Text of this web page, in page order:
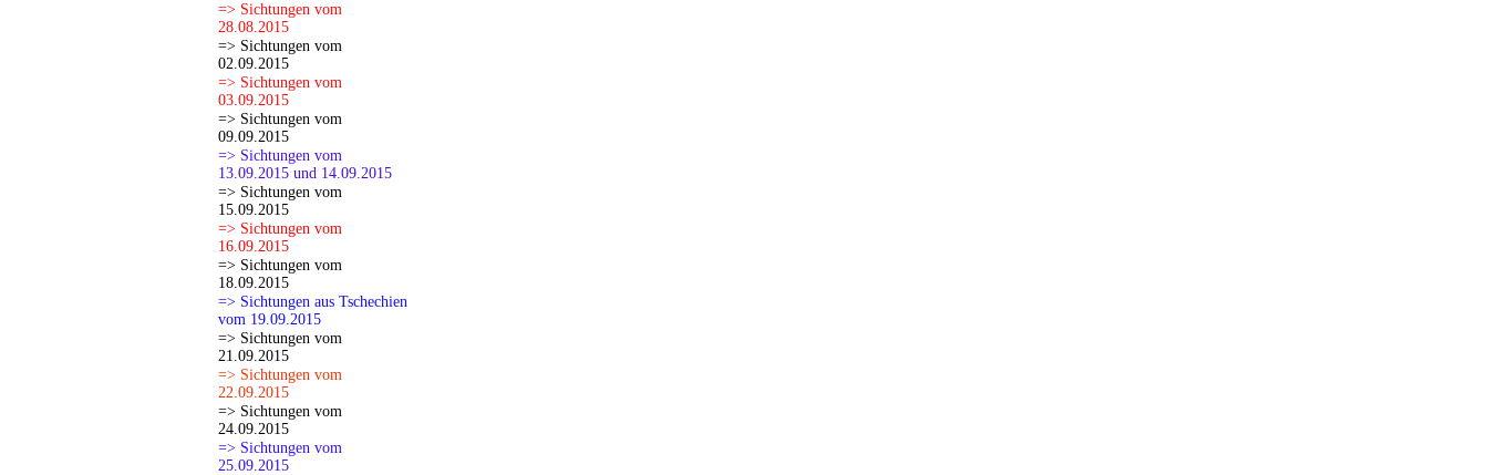
=> Sichtungen vom
28.08.2015
=> Sichtungen vom
02.09.2015
=> Sichtungen vom
03.09.2015
=> Sichtungen vom
09.09.2015
=> Sichtungen vom
13.09.2015 und 14.09.2015
=> Sichtungen vom
15.09.2015
=> Sichtungen vom
16.09.2015
=> Sichtungen vom
18.09.2015
=> Sichtungen aus Tschechien
vom 19.09.2015
=> Sichtungen vom
21.09.2015
=> Sichtungen vom
22.09.2015
=> Sichtungen vom
24.09.2015
=> Sichtungen vom
25.09.2015